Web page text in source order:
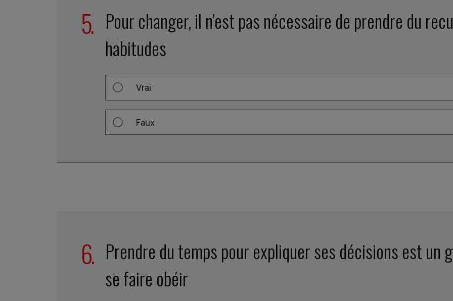
Pour changer, il n’est pas nécessaire de prendre du
habitudes
Vrai
Faux
Prendre du temps pour expliquer ses décisions est un
se faire obéir